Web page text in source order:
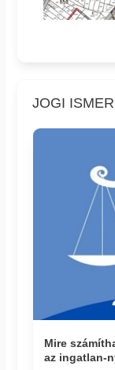
JOGI
Mire
az ingatlan-